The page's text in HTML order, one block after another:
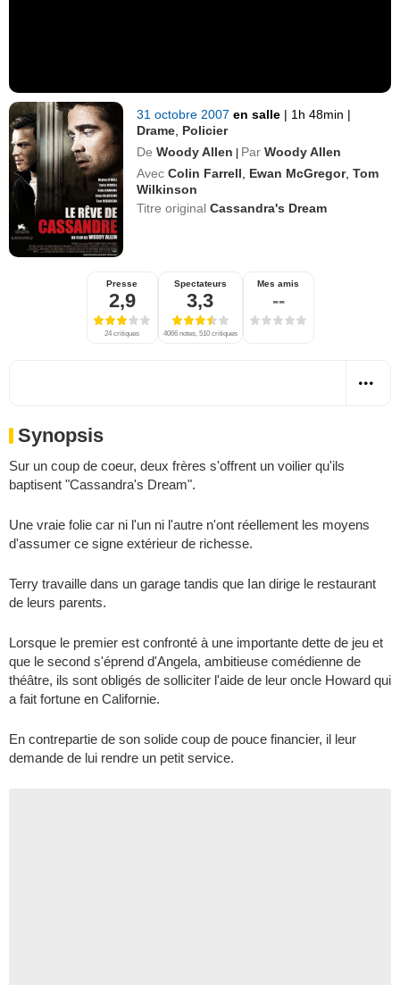
31 octobre 2007en salle | 1h 48min |
Drame Policier
De Woody Allen | Par Woody Allen
Avec Colin Farrell Ewan McGregor,Tom
Wilkinson
Titre originalCassandra's Dream
Presse
2,9
24 critiques
Spectateurs
3,3
4066 notes, 510 critiques
Mes amis
--
Synopsis
Sur un coup de coeur, deux frères s'offrent un voilier qu'ils
baptisent "Cassandra's Dream".
Une vraie folie car ni l'un ni l'autre n'ont réellement les moyens
d'assumer ce signe extérieur de richesse.
Terry travaille dans un garage tandis que Ian dirige le restaurant
de leurs parents.
Lorsque le premier est confronté à une importante dette de jeu et
que le second s'éprend d'Angela, ambitieuse comédienne de
théâtre, ils sont obligés de solliciter l'aide de leur oncle Howard qui
a fait fortune en Californie.
En contrepartie de son solide coup de pouce financier, il leur
demande de lui rendre un petit service.